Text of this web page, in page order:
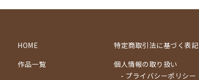
HOME
作品一覧
特定商取引法に基づく表記
個人情報の取り扱い
- プライバシーポリシー